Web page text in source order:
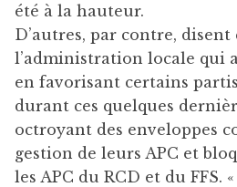
été à la hauteur.
D’autres, par contre, disent
l’administration locale qui
en favorisant certains
durant ces quelques
octroyant des enveloppes
gestion de leurs APC et
les APC du RCD et du FFS. «